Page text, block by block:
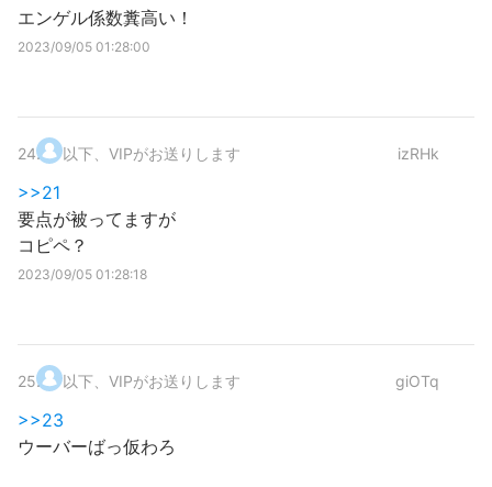
エンゲル係数糞高い！
2023/09/05 01:28:00
24. 以下、VIPがお送りします izRHk
>>21
要点が被ってますが
コピペ？
2023/09/05 01:28:18
25. 以下、VIPがお送りします giOTq
>>23
ウーバーばっ仮わろ